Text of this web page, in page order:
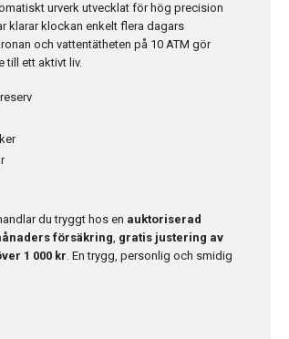
urverk utvecklat för hög precision
klarar klockan enkelt flera dagars
och vattentätheten på 10 ATM gör
till ett aktivt liv.
du tryggt hos en auktoriserad
försäkring, gratis justering av
1 000 kr. En trygg, personlig och smidig